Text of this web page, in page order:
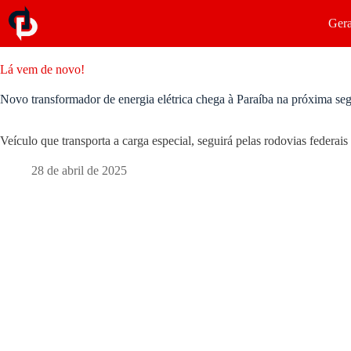
Lá vem de novo!
Novo transformador de energia elétrica chega à Paraíba na próxima
Veículo que transporta a carga especial, seguirá pelas rodovias
28 de abril de 2025